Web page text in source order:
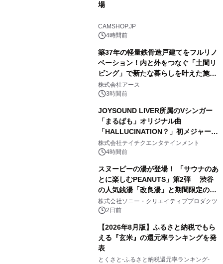
場
CAMSHOP.JP
4時間前
築37年の軽量鉄骨造戸建てをフルリノ
ベーション！内と外をつなぐ「土間リ
ビング」で新たな暮らしを叶えた施工
事例を株式会社アースが公開
株式会社アース
3時間前
JOYSOUND LIVER所属のVシンガー
「まるぱも」オリジナル曲
「HALLUCINATION？」初メジャー配
信リリース決定！
株式会社テイチクエンタテインメント
4時間前
スヌーピーの湯が登場！ 「サウナのあ
とに楽しむPEANUTS」第2弾 渋谷
の人気銭湯「改良湯」と期間限定のコ
ラボレーション サウナイキタイコラ
ボグッズも発売決定！
株式会社ソニー・クリエイティブプロダクツ
2日前
【2026年8月版】ふるさと納税でもら
える『玄米』の還元率ランキングを発
表
とくさと-ふるさと納税還元率ランキング-